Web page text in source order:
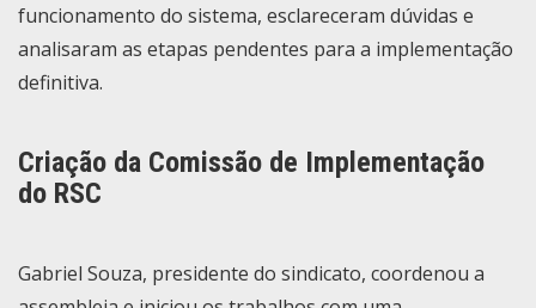
funcionamento do sistema, esclareceram dúvidas e
analisaram as etapas pendentes para a implementação
definitiva.
Criação da Comissão de Implementação
do RSC
Gabriel Souza, presidente do sindicato, coordenou a